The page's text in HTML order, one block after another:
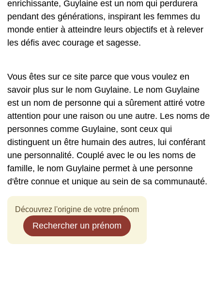
enrichissante, Guylaine est un nom qui perdurera
pendant des générations, inspirant les femmes du
monde entier à atteindre leurs objectifs et à relever
les défis avec courage et sagesse.
Vous êtes sur ce site parce que vous voulez en
savoir plus sur le nom Guylaine. Le nom Guylaine
est un nom de personne qui a sûrement attiré votre
attention pour une raison ou une autre. Les noms de
personnes comme Guylaine, sont ceux qui
distinguent un être humain des autres, lui conférant
une personnalité. Couplé avec le ou les noms de
famille, le nom Guylaine permet à une personne
d'être connue et unique au sein de sa communauté.
Découvrez l'origine de votre prénom
Rechercher un prénom